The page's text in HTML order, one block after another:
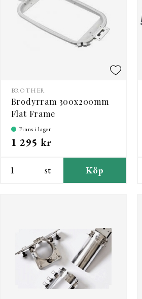
BROTHER
Brodyrram 300x200mm
Flat Frame
Finns i lager
1 295 kr
st Köp